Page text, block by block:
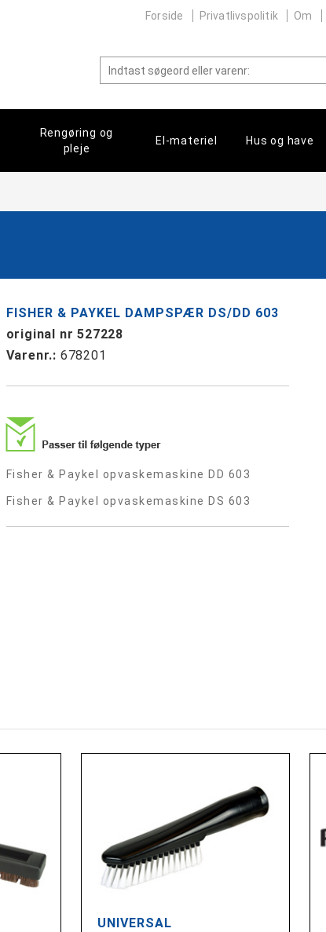
Forside Privatlivspolitik Om
Rengøring og
pleje
El-materiel Hus og have
FISHER & PAYKEL DAMPSPÆR DS/DD 603
original nr 527228
Varenr.: 678201
Fisher & Paykel opvaskemaskine DD 603
Fisher & Paykel opvaskemaskine DS 603
UNIVERSAL